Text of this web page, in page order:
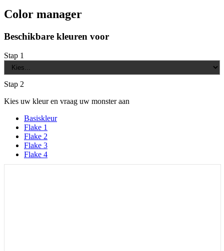
Color manager
Beschikbare kleuren voor
Stap 1
Stap 2
Kies uw kleur en vraag uw monster aan
Basiskleur
Flake 1
Flake 2
Flake 3
Flake 4